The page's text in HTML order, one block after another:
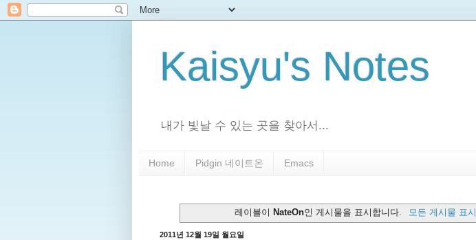
Kaisyu's Notes
내가 빛날 수 있는 곳을 찾아서...
Home Pidgin 네이트온 Emacs
레이블이 NateOn인 게시물을 표시합니다. 모든 게시물 표시
2011년 12월 19일 월요일